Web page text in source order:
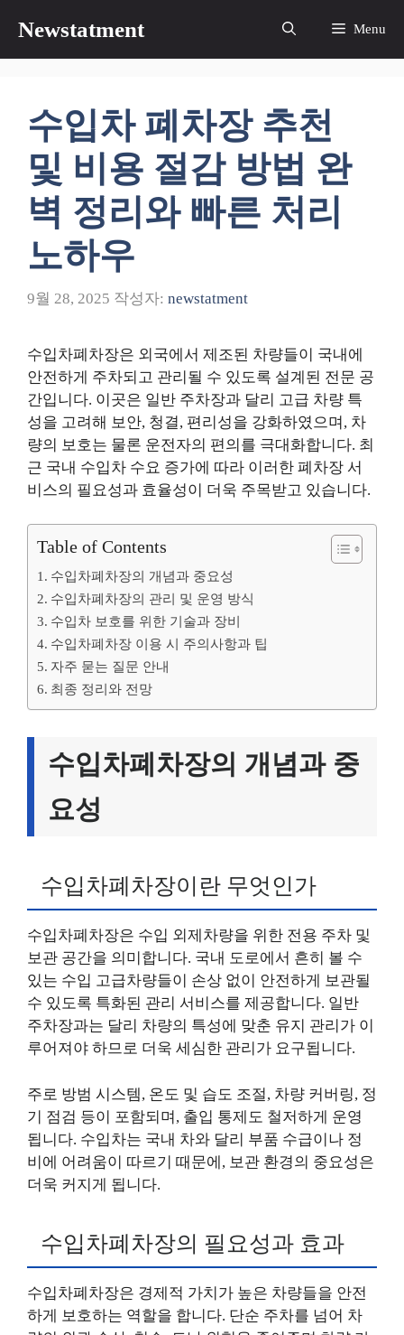
츠
Newstatment Menu
수입차 폐차장 추천
및 비용 절감 방법 완
벽 정리와 빠른 처리
노하우
9월 28, 2025 작성자: newstatment
수입차폐차장은 외국에서 제조된 차량들이 국내에
안전하게 주차되고 관리될 수 있도록 설계된 전문 공
간입니다. 이곳은 일반 주차장과 달리 고급 차량 특
성을 고려해 보안, 청결, 편리성을 강화하였으며, 차
량의 보호는 물론 운전자의 편의를 극대화합니다. 최
근 국내 수입차 수요 증가에 따라 이러한 폐차장 서
비스의 필요성과 효율성이 더욱 주목받고 있습니다.
Table of Contents
수입차폐차장의 개념과 중요성
수입차폐차장의 관리 및 운영 방식
수입차 보호를 위한 기술과 장비
수입차폐차장 이용 시 주의사항과 팁
자주 묻는 질문 안내
최종 정리와 전망
수입차폐차장의 개념과 중
요성
수입차폐차장이란 무엇인가
수입차폐차장은 수입 외제차량을 위한 전용 주차 및
보관 공간을 의미합니다. 국내 도로에서 흔히 볼 수
있는 수입 고급차량들이 손상 없이 안전하게 보관될
수 있도록 특화된 관리 서비스를 제공합니다. 일반
주차장과는 달리 차량의 특성에 맞춘 유지 관리가 이
루어져야 하므로 더욱 세심한 관리가 요구됩니다.
주로 방범 시스템, 온도 및 습도 조절, 차량 커버링, 정
기 점검 등이 포함되며, 출입 통제도 철저하게 운영
됩니다. 수입차는 국내 차와 달리 부품 수급이나 정
비에 어려움이 따르기 때문에, 보관 환경의 중요성은
더욱 커지게 됩니다.
수입차폐차장의 필요성과 효과
수입차폐차장은 경제적 가치가 높은 차량들을 안전
하게 보호하는 역할을 합니다. 단순 주차를 넘어 차